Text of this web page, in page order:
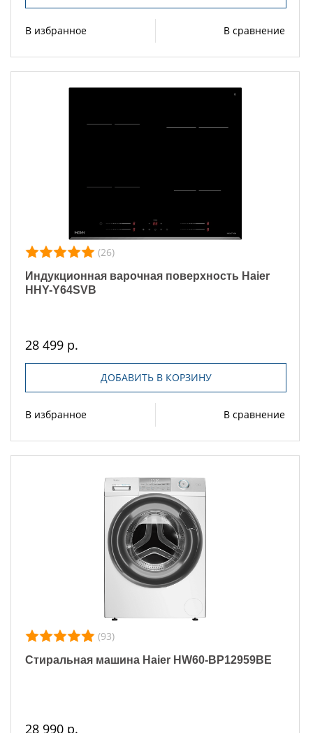
В избранное В сравнение
(26)
Индукционная варочная поверхность Haier
HHY-Y64SVB
28 499 р.
ДОБАВИТЬ В КОРЗИНУ
В избранное В сравнение
(93)
Стиральная машина Haier HW60-BP12959BE
28 990 р.